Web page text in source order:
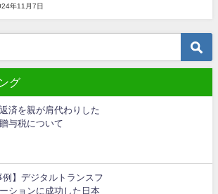
年11月7日
グ
済を親が肩代わりした
与税について
例】デジタルトランスフ
ションに成功した日本